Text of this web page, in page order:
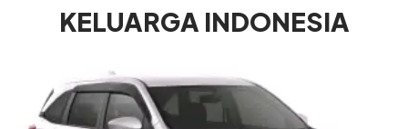
KELUARGA INDONESIA